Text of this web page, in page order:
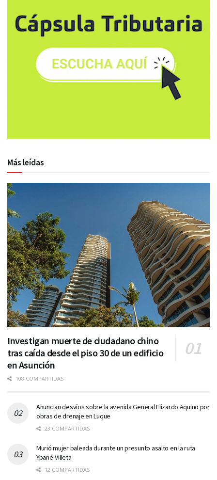
Más leídas
Investigan muerte de ciudadano chino
tras caída desde el piso 30 de un edificio
en Asunción
108 COMPARTIDAS
Anuncian desvíos sobre la avenida General Elizardo Aquino por
obras de drenaje en Luque
23 COMPARTIDAS
Murió mujer baleada durante un presunto asalto en la ruta
Ypané-Villeta
12 COMPARTIDAS